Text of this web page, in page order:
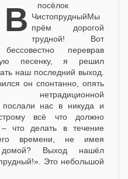
В посёлок ЧистопрудныйМы
прём дорогой
трудной! Вот
переврав
песенку, я решил
наш последний выход.
он спонтанно, опять
нетрадиционной
послали нас в никуда и
всё что должно
что делать в течение
времени, не имея
домой? Выход нашёл
Это небольшой